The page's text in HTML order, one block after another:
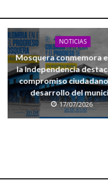
NOTICIAS
Mosquera conmemora
la Independencia
compromiso
desarrollo del
17/07/2026